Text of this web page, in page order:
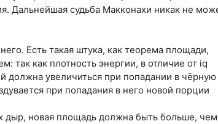
Дальнейшая судьба Макконахи никак не
Есть такая штука, как теорема площади,
так как плотность энергии, в отличие от iq
должна увеличиться при попадании в
при попадания в него новой порции
дыр, новая площадь должна быть больше, чем